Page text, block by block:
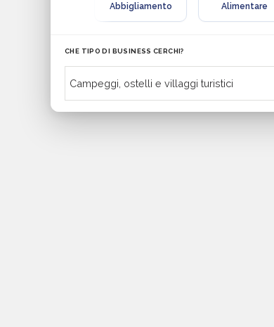
Abbigliamento Alimentare
CHE TIPO DI BUSINESS CERCHI?